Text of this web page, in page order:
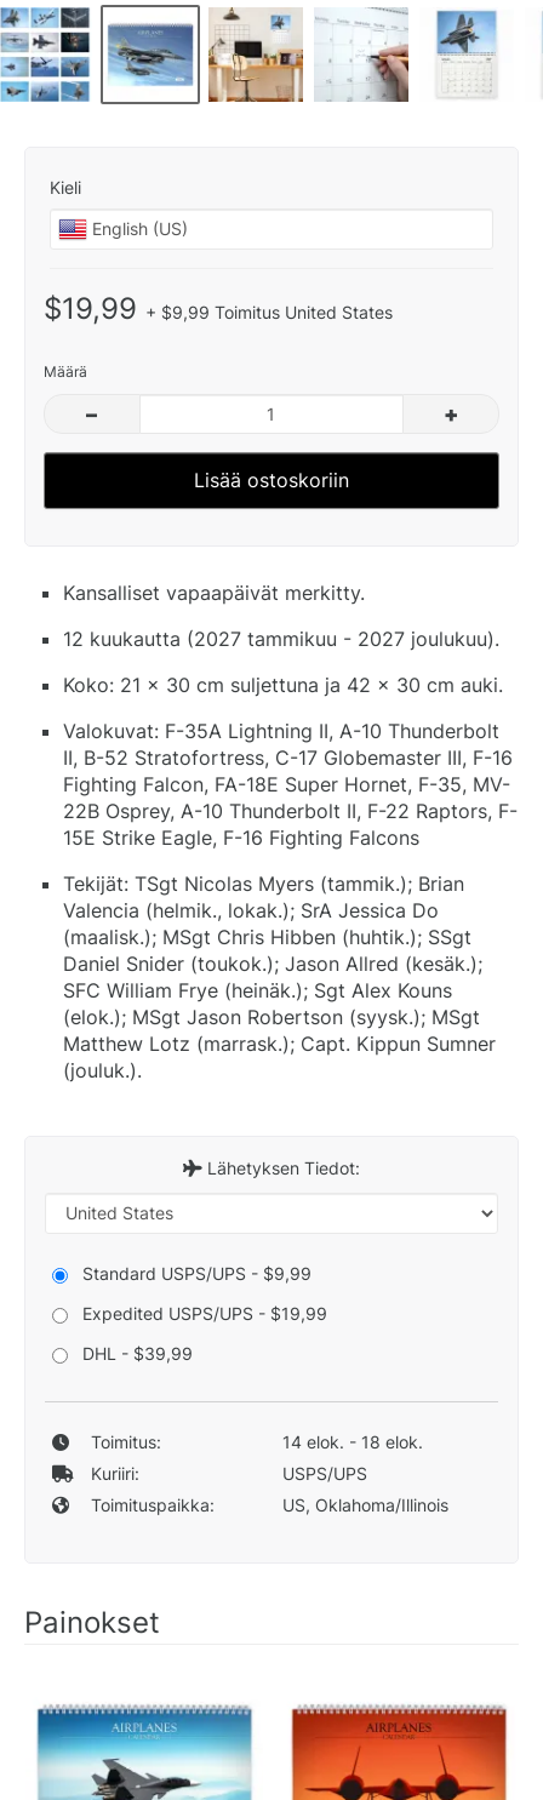
Kieli
$19,99 + $9,99 Toimitus United States
Määrä
– +
Lisää ostoskoriin
Kansalliset vapaapäivät merkitty.
12 kuukautta (2027 tammikuu - 2027 joulukuu).
Koko: 21 x 30 cm suljettuna ja 42 x 30 cm auki.
Valokuvat: F-35A Lightning II, A-10 Thunderbolt
II, B-52 Stratofortress, C-17 Globemaster III, F-16
Fighting Falcon, FA-18E Super Hornet, F-35, MV-
22B Osprey, A-10 Thunderbolt II, F-22 Raptors, F-
15E Strike Eagle, F-16 Fighting Falcons
Tekijät: TSgt Nicolas Myers (tammik.); Brian
Valencia (helmik., lokak.); SrA Jessica Do
(maalisk.); MSgt Chris Hibben (huhtik.); SSgt
Daniel Snider (toukok.); Jason Allred (kesäk.);
SFC William Frye (heinäk.); Sgt Alex Kouns
(elok.); MSgt Jason Robertson (syysk.); MSgt
Matthew Lotz (marrask.); Capt. Kippun Sumner
(jouluk.).
Lähetyksen Tiedot:
Standard USPS/UPS - $9,99
Expedited USPS/UPS - $19,99
DHL - $39,99
Toimitus:
14 elok. - 18 elok.
Kuriiri:
USPS/UPS
Toimituspaikka:
US, Oklahoma/Illinois
Painokset